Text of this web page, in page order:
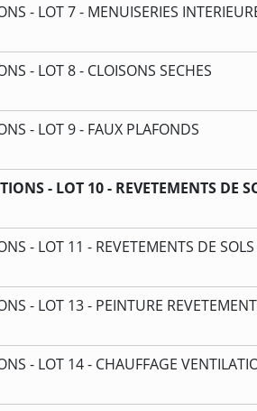
- LOT 7 - MENUISERIES
- LOT 8 - CLOISONS SECHES
- LOT 9 - FAUX PLAFONDS
- LOT 10 - REVETEMENTS DE
- LOT 11 - REVETEMENTS DE
- LOT 13 - PEINTURE
- LOT 14 - CHAUFFAGE